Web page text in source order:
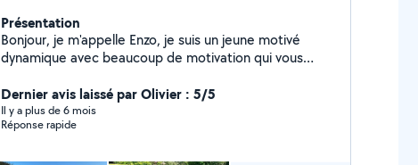
Présentation
Bonjour, je m'appelle Enzo, je suis un jeune motivé
dynamique avec beaucoup de motivation qui vous
extérieurs et autres petits travaux diverses. Je suis
toujours appliquée en ce que je fais je suis disponible
assez rapidement avec un travail de qualité.
Dernier avis laissé par Olivier : 5/5
Il y a plus de 6 mois
Réponse rapide